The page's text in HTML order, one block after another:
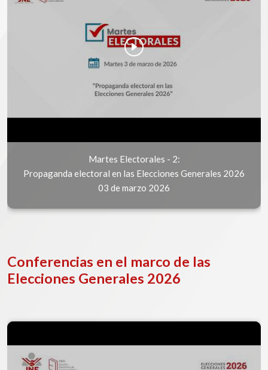
Martes Electorales - 2:
Propaganda electoral en las Elecciones Generales 2026
03 de marzo 2026
Conferencias en el marco de las
Elecciones Generales 2026